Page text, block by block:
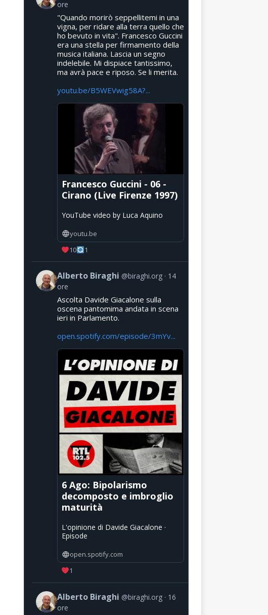
ore
"Quando morirò seppellitemi in una
vigna, per ridare alla terra quello che
ho bevuto in vita". Francesco Guccini
era una stella per firmamento della
musica italiana. Lascia un segno
indelebile. Mi dispiace tantissimo,
ma avrà pace e riposo. Se li merita.
youtu.be/B5WEVwig58A?...
Francesco Guccini - 06 -
Cirano (Live Firenze 1997)
YouTube video by Luca Aquino
youtu.be
10
1
Alberto Biraghi @biraghi.org
14
ore
Ascolta Davide Giacalone sulla
oscena pantomima andata in scena
ieri in Parlamento.
open.spotify.com/episode/3mYv...
6 Ago: Bipolarismo
decomposto e imbroglio
maturità
L'opinione di Davide Giacalone ·
Episode
open.spotify.com
1
Alberto Biraghi @biraghi.org
16
ore